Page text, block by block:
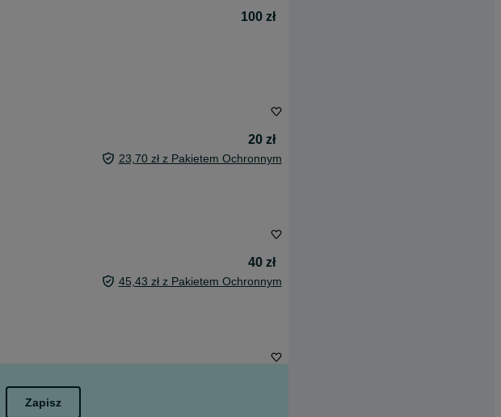
100 zł
20 zł
23,70 zł z Pakietem Ochronnym
40 zł
45,43 zł z Pakietem Ochronnym
Zapisz